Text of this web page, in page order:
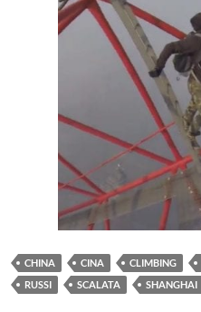
CHINA CINA CLIMBING
RUSSI
SCALATA SHANGHAI